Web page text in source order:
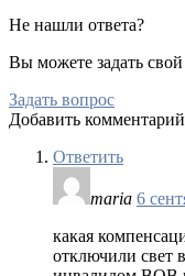
Не нашли ответа?
Вы можете задать
Задать вопрос
Добавить комментарий
Ответить
maria 6
какая
отключили